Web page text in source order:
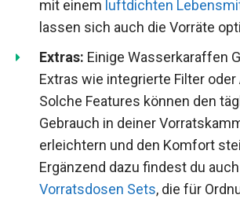
mit einem luftdichten
lassen sich auch die Vorräte
Extras: Einige Wasserkaraffen
Extras wie integrierte Filter
Solche Features können den
Gebrauch in deiner
erleichtern und den Komfort
Ergänzend dazu findest du
Vorratsdosen Sets, die für